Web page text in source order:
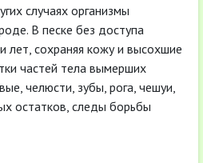
случаях организмы
В песке без доступа
сохраняя кожу и высохшие
частей тела вымерших
челюсти, зубы, рога, чешуи,
остатков, следы борьбы